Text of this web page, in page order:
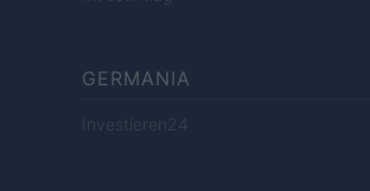
GERMANIA
Investieren24